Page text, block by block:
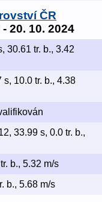
ČR
20. 10. 2024
30.61 tr. b., 3.42
s, 10.0 tr. b., 4.38
33.99 s, 0.0 tr. b.,
b., 5.32 m/s
b., 5.68 m/s